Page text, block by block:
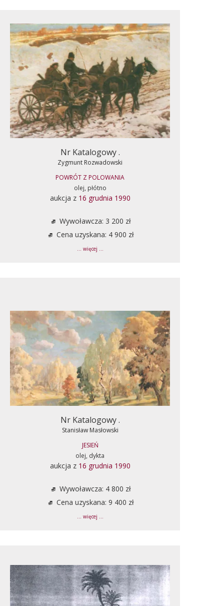
Nr Katalogowy .
Zygmunt Rozwadowski
POWRÓT Z POLOWANIA
olej, płótno
aukcja z 16 grudnia 1990
Wywoławcza: 3 200 zł
Cena uzyskana: 4 900 zł
... więcej ...
Nr Katalogowy .
Stanisław Masłowski
JESIEŃ
olej, dykta
aukcja z 16 grudnia 1990
Wywoławcza: 4 800 zł
Cena uzyskana: 9 400 zł
... więcej ...